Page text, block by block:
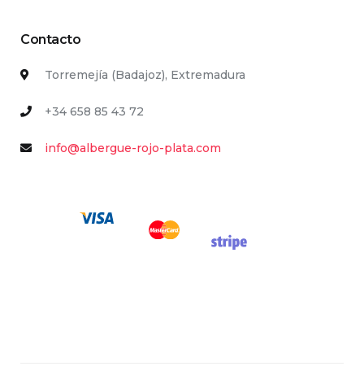
Contacto
Torremejía (Badajoz), Extremadura
+34 658 85 43 72
info@albergue-rojo-plata.com